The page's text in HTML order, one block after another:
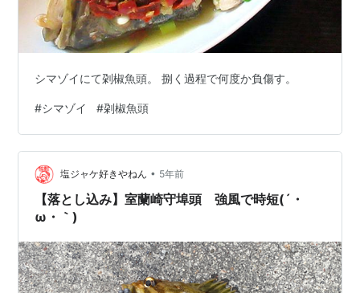
シマゾイにて刴椒魚頭。 捌く過程で何度か負傷す。
#シマゾイ #刴椒魚頭
塩ジャケ好きやねん • 5年前
【落とし込み】室蘭崎守埠頭 強風で時短(´・
ω・｀)